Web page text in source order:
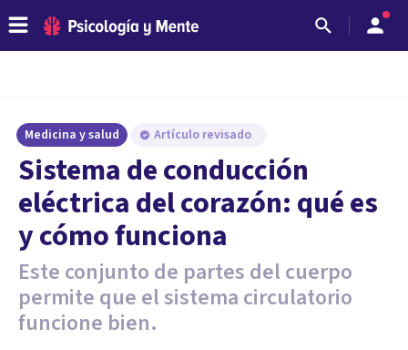
Medicina y salud Artículo revisado
Sistema de conducción
eléctrica del corazón: qué es
y cómo funciona
Este conjunto de partes del cuerpo
permite que el sistema circulatorio
funcione bien.